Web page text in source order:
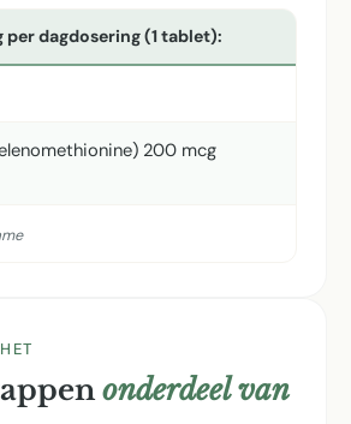
per dagdosering (1 tablet):
200 mcg
onderdeel van